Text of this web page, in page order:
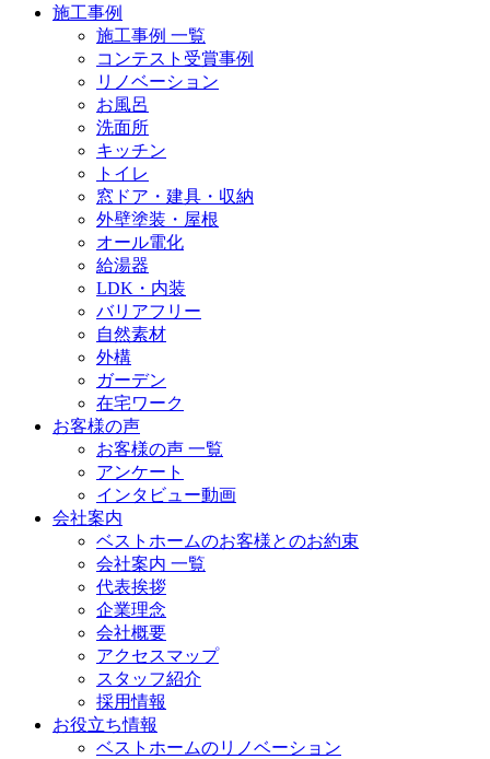
施工事例
施工事例 一覧
コンテスト受賞事例
リノベーション
お風呂
洗面所
キッチン
トイレ
窓ドア・建具・収納
外壁塗装・屋根
オール電化
給湯器
LDK・内装
バリアフリー
自然素材
外構
ガーデン
在宅ワーク
お客様の声
お客様の声 一覧
アンケート
インタビュー動画
会社案内
ベストホームのお客様とのお約束
会社案内 一覧
代表挨拶
企業理念
会社概要
アクセスマップ
スタッフ紹介
採用情報
お役立ち情報
ベストホームのリノベーション